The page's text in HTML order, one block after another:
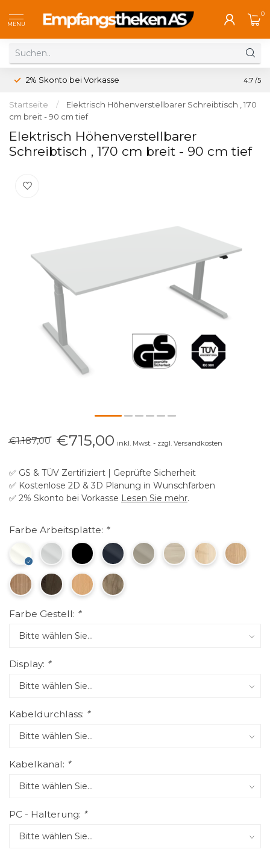
MENU
0
2% Skonto bei Vorkasse 4.7 /5
Startseite /
Elektrisch Höhenverstellbarer Schreibtisch , 170
cm breit - 90 cm tief
Elektrisch Höhenverstellbarer
Schreibtisch , 170 cm breit - 90 cm tief
€1.187,00 €715,00 inkl. Mwst. - zzgl. Versandkosten
✅ GS & TÜV Zertifiziert | Geprüfte Sicherheit
✅ Kostenlose 2D & 3D Planung in Wunschfarben
✅ 2% Skonto bei Vorkasse Lesen Sie mehr.
Farbe Arbeitsplatte: *
Farbe Gestell: *
Display: *
Kabeldurchlass: *
Kabelkanal: *
PC - Halterung: *